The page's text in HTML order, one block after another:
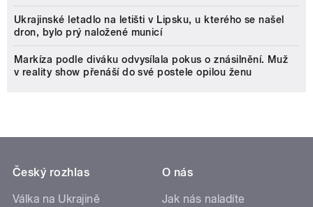
Ukrajinské letadlo na letišti v Lipsku, u kterého se našel
dron, bylo prý naložené municí
Markíza podle diváku odvysílala pokus o znásilnění. Muž
v reality show přenáší do své postele opilou ženu
Český rozhlas
Válka na Ukrajině
O nás
Jak nás naladíte